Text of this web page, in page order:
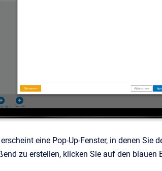
eine Pop-Up-Fenster, in denen
zu erstellen, klicken Sie auf den blauen